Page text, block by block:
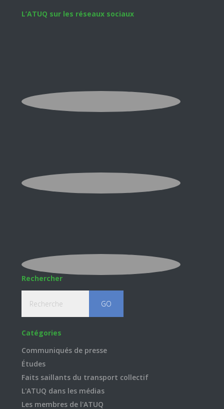
Footer
L’ATUQ sur les réseaux sociaux
Rechercher
Catégories
Communiqués de presse
Études
Faits saillants du transport collectif
L'ATUQ dans les médias
Les membres de l'ATUQ